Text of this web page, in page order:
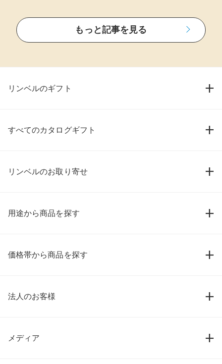
もっと記事を見る
リンベルのギフト
すべてのカタログギフト
リンベルのお取り寄せ
用途から商品を探す
価格帯から商品を探す
法人のお客様
メディア